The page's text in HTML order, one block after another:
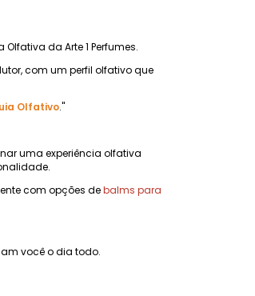
da Arte 1 Perfumes.
com um perfil olfativo que
Olfativo."
uma experiência olfativa
com opções debalms para
você o dia todo.